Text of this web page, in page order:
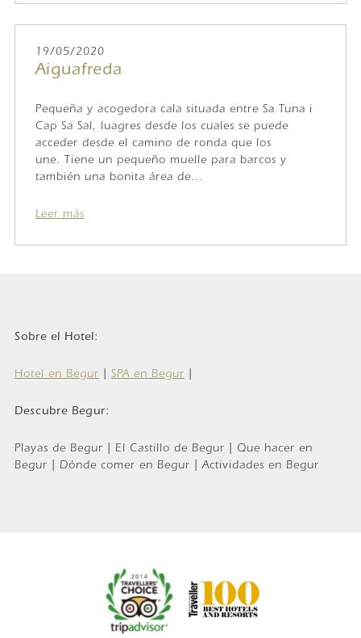
19/05/2020
Aiguafreda
Pequeña y acogedora cala situada entre Sa Tuna i
Cap Sa Sal, luagres desde los cuales se puede
acceder desde el camino de ronda que los
une. Tiene un pequeño muelle para barcos y
también una bonita área de...
Leer más
Sobre el Hotel:
Hotel en Begur SPA en Begur
Descubre Begur:
Playas de Begur | El Castillo de Begur | Que hacer en
Begur | Dónde comer en Begur | Actividades en Begur